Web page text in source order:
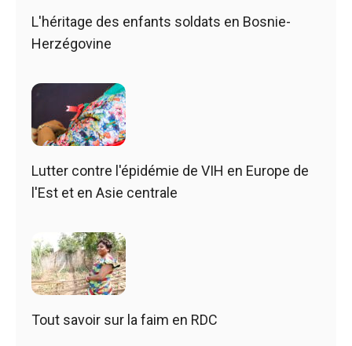
L'héritage des enfants soldats en Bosnie-
Herzégovine
Lutter contre l'épidémie de VIH en Europe de
l'Est et en Asie centrale
Tout savoir sur la faim en RDC